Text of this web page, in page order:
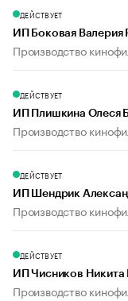
ДЕЙСТВУЕТ
ИП Боковая Валерия
Производство
ДЕЙСТВУЕТ
ИП Плишкина Олеся
Производство
ДЕЙСТВУЕТ
ИП Шендрик
Производство
ДЕЙСТВУЕТ
ИП Чисников Никита
Производство